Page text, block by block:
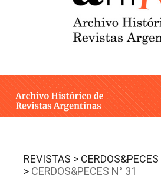
ESTUDIOS CRÍTICOS
INTEGRANTES
CONTACTO
REVISTAS > CERDOS&PECES
> CERDOS&PECES N° 31